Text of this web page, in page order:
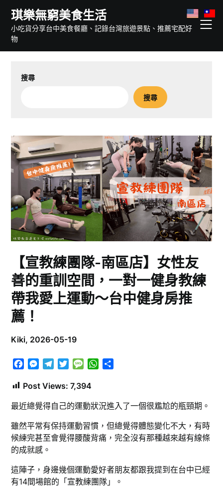
content
琪樂無窮美食生活
小吃貨分享台中美食餐廳、記錄台灣旅遊景點、推薦宅配好
物
搜尋
搜尋
【宣教練團隊-南區店】女性友
善的重訓空間，一對一健身教練
帶我愛上運動～台中健身房推
薦！
Kiki, 2026-05-19
Facebook
Messenger
TelegramTwitterMessageWhatsApp
Post Views: 7,394
最近總覺得自己的運動狀況進入了一個很尷尬的瓶頸期。
雖然平常有保持運動習慣，但總覺得體態變化不大，有時
候練完甚至會覺得腰酸背痛，完全沒有那種越來越有線條
的成就感。
這陣子，身邊幾個運動愛好者朋友都跟我提到在台中已經
有14間場館的「宣教練團隊」。